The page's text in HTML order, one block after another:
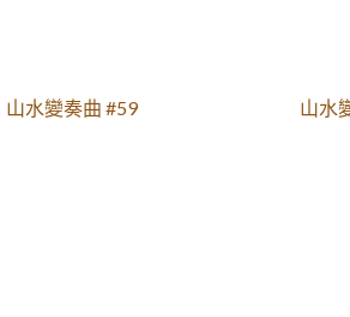
山水變奏曲 #59 山水